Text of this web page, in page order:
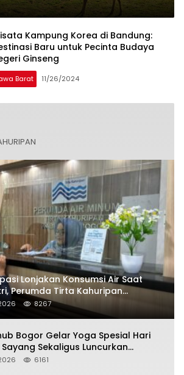
Kampung Korea di Bandung:
Baru untuk Pecinta Budaya
Ginseng
Barat 11/26/2024
Lonjakan Konsumsi Air Saat
Perumda Tirta Kahuripan
Status Siaga Lebaran
8267
Bogor Gelar Yoga Spesial Hari
Sayang Sekaligus Luncurkan
Tropicana Slim Beras Porang Golden Ube
6161